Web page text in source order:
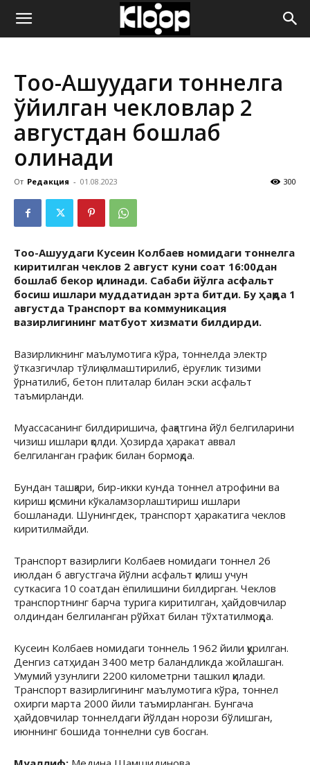
ҚИРҒИЗИСТОН
ЯНГИЛИКЛАРИ
Тоо-Ашуудаги тоннелга
қўйилган чекловлар 2
августдан бошлаб
олинади
От Редакция - 01.08.2023 300
Тоо-Ашуудаги Кусеин Колбаев номидаги тоннелга
киритилган чеклов 2 август куни соат 16:00дан
бошлаб бекор қилинади. Сабаби йўлга асфальт
босиш ишлари муддатидан эрта битди. Бу ҳақда 1
августда Транспорт ва коммуникация
вазирлигининг матбуот хизмати билдирди.
Вазирликнинг маълумотига кўра, тоннелда электр
ўтказгичлар тўлиқ алмаштирилиб, ёруғлик тизими
ўрнатилиб, бетон плиталар билан эски асфальт
таъмирланди.
Муассасанинг билдиришича, фақатгина йўл белгиларини
чизиш ишлари қолди. Ҳозирда ҳаракат аввал
белгиланган график билан бормоқда.
Бундан ташқари, бир-икки кунда тоннел атрофини ва
кириш қисмини кўкаламзорлаштириш ишлари
бошланади. Шунингдек, транспорт ҳаракатига чеклов
киритилмайди.
Транспорт вазирлиги Колбаев номидаги тоннел 26
июлдан 6 августгача йўлни асфальт қилиш учун
суткасига 10 соатдан ёпилишини билдирган. Чеклов
транспортнинг барча турига киритилган, ҳайдовчилар
олдиндан белгиланган рўйхат билан тўхтатилмоқда.
Кусеин Колбаев номидаги тоннель 1962 йили қурилган.
Денгиз сатҳидан 3400 метр баландликда жойлашган.
Умумий узунлиги 2200 километрни ташкил қилади.
Транспорт вазирлигининг маълумотига кўра, тоннел
охирги марта 2000 йили таъмирланган. Бунгача
ҳайдовчилар тоннелдаги йўлдан норози бўлишган,
июннинг бошида тоннелни сув босган.